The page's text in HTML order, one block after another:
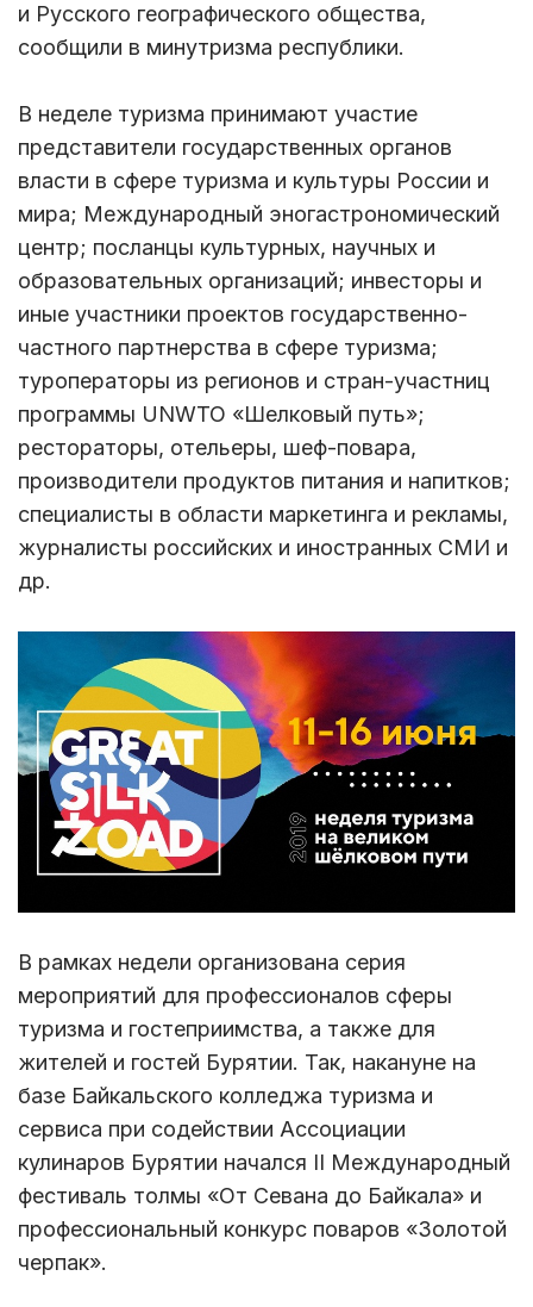
и Русского географического общества,
сообщили в минутризма республики.
В неделе туризма принимают участие
представители государственных органов
власти в сфере туризма и культуры России и
мира; Международный эногастрономический
центр; посланцы культурных, научных и
образовательных организаций; инвесторы и
иные участники проектов государственно-
частного партнерства в сфере туризма;
туроператоры из регионов и стран-участниц
программы UNWTO «Шелковый путь»;
рестораторы, отельеры, шеф-повара,
производители продуктов питания и напитков;
специалисты в области маркетинга и рекламы,
журналисты российских и иностранных СМИ и
др.
В рамках недели организована серия
мероприятий для профессионалов сферы
туризма и гостеприимства, а также для
жителей и гостей Бурятии. Так, накануне на
базе Байкальского колледжа туризма и
сервиса при содействии Ассоциации
кулинаров Бурятии начался II Международный
фестиваль толмы «От Севана до Байкала» и
профессиональный конкурс поваров «Золотой
черпак».